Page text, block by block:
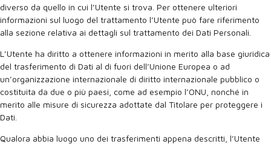
diverso da quello in cui l’Utente si trova. Per ottenere ulteriori
informazioni sul luogo del trattamento l’Utente può fare riferimento
alla sezione relativa ai dettagli sul trattamento dei Dati Personali.
L’Utente ha diritto a ottenere informazioni in merito alla base giuridica
del trasferimento di Dati al di fuori dell’Unione Europea o ad
un’organizzazione internazionale di diritto internazionale pubblico o
costituita da due o più paesi, come ad esempio l’ONU, nonché in
merito alle misure di sicurezza adottate dal Titolare per proteggere i
Dati.
Qualora abbia luogo uno dei trasferimenti appena descritti, l’Utente